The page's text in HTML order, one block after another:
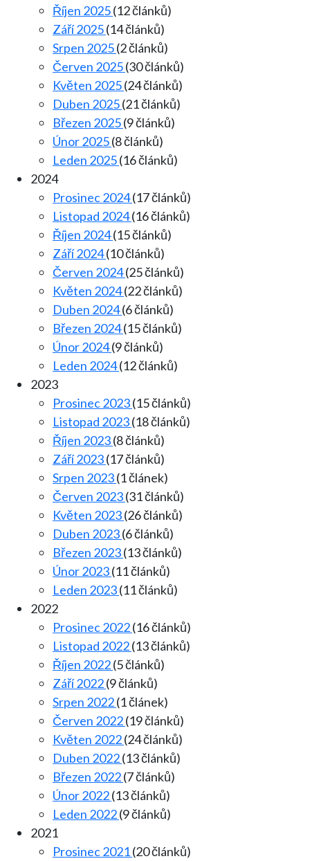
Říjen 2025(12 článků)
Září 2025(14 článků)
Srpen 2025(2 článků)
Červen 2025(30 článků)
Květen 2025(24 článků)
Duben 2025(21 článků)
Březen 2025(9 článků)
Únor 2025(8 článků)
Leden 2025(16 článků)
2024
Prosinec 2024(17 článků)
Listopad 2024(16 článků)
Říjen 2024(15 článků)
Září 2024(10 článků)
Červen 2024(25 článků)
Květen 2024(22 článků)
Duben 2024(6 článků)
Březen 2024(15 článků)
Únor 2024(9 článků)
Leden 2024(12 článků)
2023
Prosinec 2023(15 článků)
Listopad 2023(18 článků)
Říjen 2023(8 článků)
Září 2023(17 článků)
Srpen 2023(1 článek)
Červen 2023(31 článků)
Květen 2023(26 článků)
Duben 2023(6 článků)
Březen 2023(13 článků)
Únor 2023(11 článků)
Leden 2023(11 článků)
2022
Prosinec 2022(16 článků)
Listopad 2022(13 článků)
Říjen 2022(5 článků)
Září 2022(9 článků)
Srpen 2022(1 článek)
Červen 2022(19 článků)
Květen 2022(24 článků)
Duben 2022(13 článků)
Březen 2022(7 článků)
Únor 2022(13 článků)
Leden 2022(9 článků)
2021
Prosinec 2021(20 článků)